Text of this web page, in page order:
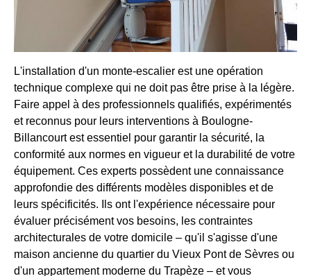
L'installation d'un monte-escalier est une opération
technique complexe qui ne doit pas être prise à la légère.
Faire appel à des professionnels qualifiés, expérimentés
et reconnus pour leurs interventions à Boulogne-
Billancourt est essentiel pour garantir la sécurité, la
conformité aux normes en vigueur et la durabilité de votre
équipement. Ces experts possèdent une connaissance
approfondie des différents modèles disponibles et de
leurs spécificités. Ils ont l'expérience nécessaire pour
évaluer précisément vos besoins, les contraintes
architecturales de votre domicile – qu'il s'agisse d'une
maison ancienne du quartier du Vieux Pont de Sèvres ou
d'un appartement moderne du Trapèze – et vous